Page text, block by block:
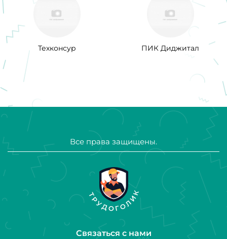
Техконсур ПИК Диджитал
Все права защищены.
Связаться с нами